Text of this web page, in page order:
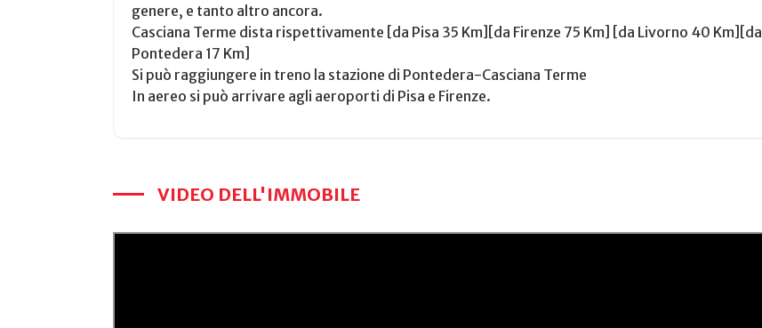
genere, e tanto altro ancora.
Casciana Terme dista rispettivamente [da Pisa 35 Km][da Firenze 75 Km] [da Livorno 40 Km][da
Pontedera 17 Km]
Si può raggiungere in treno la stazione di Pontedera-Casciana Terme
In aereo si può arrivare agli aeroporti di Pisa e Firenze.
VIDEO DELL'IMMOBILE